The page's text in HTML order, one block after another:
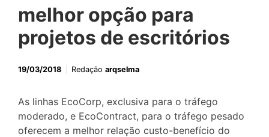
melhor opção para
projetos de escritórios
19/03/2018 Redação arqselma
As linhas EcoCorp, exclusiva para o tráfego
moderado, e EcoContract, para o tráfego pesado
oferecem a melhor relação custo-benefício do